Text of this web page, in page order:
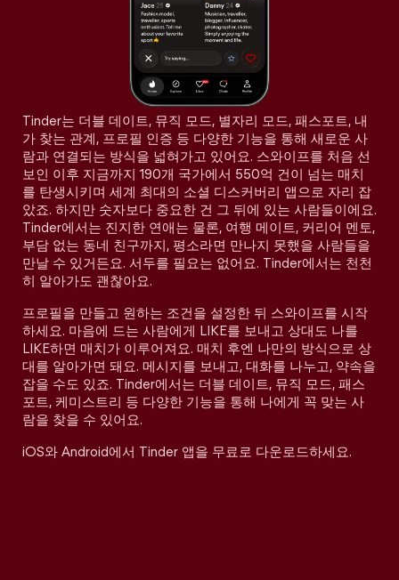
Tinder는 더블 데이트, 뮤직 모드, 별자리 모드, 패스포트, 내
가 찾는 관계, 프로필 인증 등 다양한 기능을 통해 새로운 사
람과 연결되는 방식을 넓혀가고 있어요. 스와이프를 처음 선
보인 이후 지금까지 190개 국가에서 550억 건이 넘는 매치
를 탄생시키며 세계 최대의 소셜 디스커버리 앱으로 자리 잡
았죠. 하지만 숫자보다 중요한 건 그 뒤에 있는 사람들이에요.
Tinder에서는 진지한 연애는 물론, 여행 메이트, 커리어 멘토,
부담 없는 동네 친구까지, 평소라면 만나지 못했을 사람들을
만날 수 있거든요. 서두를 필요는 없어요. Tinder에서는 천천
히 알아가도 괜찮아요.
프로필을 만들고 원하는 조건을 설정한 뒤 스와이프를 시작
하세요. 마음에 드는 사람에게 LIKE를 보내고 상대도 나를
LIKE하면 매치가 이루어져요. 매치 후엔 나만의 방식으로 상
대를 알아가면 돼요. 메시지를 보내고, 대화를 나누고, 약속을
잡을 수도 있죠. Tinder에서는 더블 데이트, 뮤직 모드, 패스
포트, 케미스트리 등 다양한 기능을 통해 나에게 꼭 맞는 사
람을 찾을 수 있어요.
iOS와 Android에서 Tinder 앱을 무료로 다운로드하세요.